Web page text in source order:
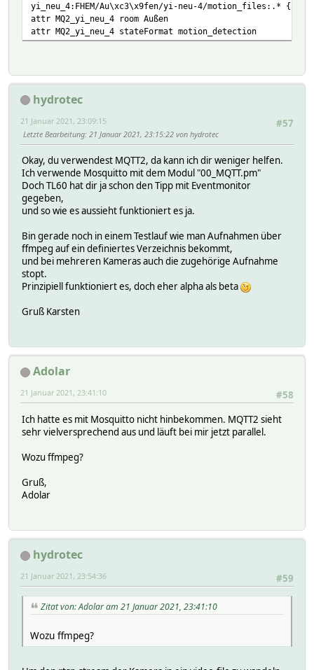
yi_neu_4:FHEM/Au\xc3\x9fen/yi-neu-4/motion_files:.* {
attr MQ2_yi_neu_4 room Außen
attr MQ2_yi_neu_4 stateFormat motion_detection
hydrotec
#57
21 Januar 2021, 23:09:15
Letzte Bearbeitung: 21 Januar 2021, 23:15:22 von hydrotec
Okay, du verwendest MQTT2, da kann ich dir weniger helfen.
Ich verwende Mosquitto mit dem Modul "00_MQTT.pm"
Doch TL60 hat dir ja schon den Tipp mit Eventmonitor
gegeben,
und so wie es aussieht funktioniert es ja.
Bin gerade noch in einem Testlauf wie man Aufnahmen über
ffmpeg auf ein definiertes Verzeichnis bekommt,
und bei mehreren Kameras auch die zugehörige Aufnahme
stopt.
Prinzipiell funktioniert es, doch eher alpha als beta
Gruß Karsten
Adolar
#58
21 Januar 2021, 23:41:10
Ich hatte es mit Mosquitto nicht hinbekommen. MQTT2 sieht
sehr vielversprechend aus und läuft bei mir jetzt parallel.
Wozu ffmpeg?
Gruß,
Adolar
hydrotec
#59
21 Januar 2021, 23:54:36
Zitat von: Adolar am 21 Januar 2021, 23:41:10
Wozu ffmpeg?